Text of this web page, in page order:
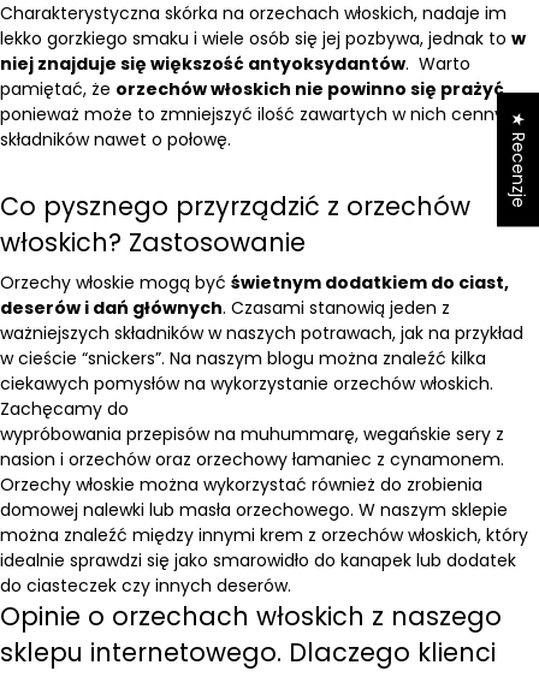
Charakterystyczna skórka na orzechach włoskich, nadaje im
lekko gorzkiego smaku i wiele osób się jej pozbywa, jednak to w
niej znajduje się większość antyoksydantów. Warto
pamiętać, że orzechów włoskich nie powinno się prażyć,
ponieważ może to zmniejszyć ilość zawartych w nich cennych
składników nawet o połowę.
Co pysznego przyrządzić z orzechów
włoskich? Zastosowanie
Orzechy włoskie mogą być świetnym dodatkiem do ciast,
deserów i dań głównych. Czasami stanowią jeden z
ważniejszych składników w naszych potrawach, jak na przykład
w cieście “snickers”. Na naszym blogu można znaleźć kilka
ciekawych pomysłów na wykorzystanie orzechów włoskich.
Zachęcamy do
wypróbowania przepisówna muhummarę, wegańskie sery z
nasion i orzechóworaz orzechowy łamaniec z cynamonem.
Orzechy włoskie można wykorzystać również do zrobienia
domowej nalewki lub masła orzechowego. W naszym sklepie
można znaleźć między innymi krem z orzechów włoskich, który
idealnie sprawdzi się jako smarowidło do kanapek lub dodatek
do ciasteczek czy innych deserów.
Opinie o orzechach włoskich z naszego
sklepu internetowego. Dlaczego klienci
★ Recenzje